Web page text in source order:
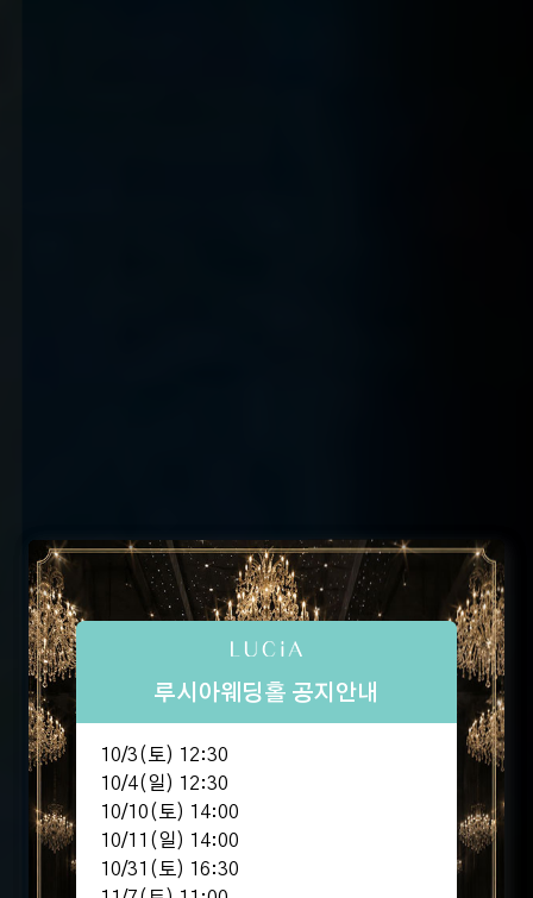
루시아웨딩홀 공지안내
10/3(토) 12:30
10/4(일) 12:30
10/10(토) 14:00
10/11(일) 14:00
10/31(토) 16:30